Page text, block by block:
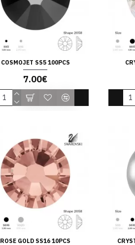
COSMOJET SS5 100PCS
7.00€
ROSE GOLD SS16 10PCS